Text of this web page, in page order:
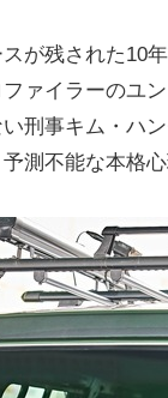
が残された10
ァイラーのユン
刑事キム・ハ
測不能な本格